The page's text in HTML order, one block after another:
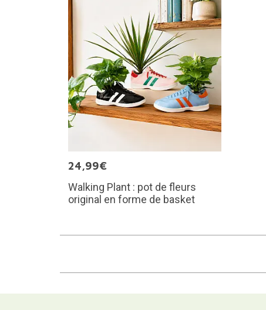
24,99€
Walking Plant : pot de fleurs
original en forme de basket